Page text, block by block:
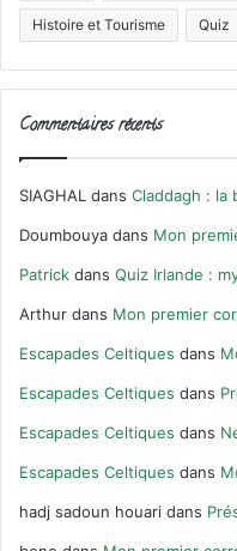
Histoire et Tourisme Quiz
Commentaires récents
SIAGHAL dans Claddagh : la
Doumbouya dans Mon
Patrick dans Quiz Irlande :
Arthur dans Mon premier
Escapades Celtiques dans
Escapades Celtiques dans
Escapades Celtiques dans
Escapades Celtiques dans
hadj sadoun houari dans